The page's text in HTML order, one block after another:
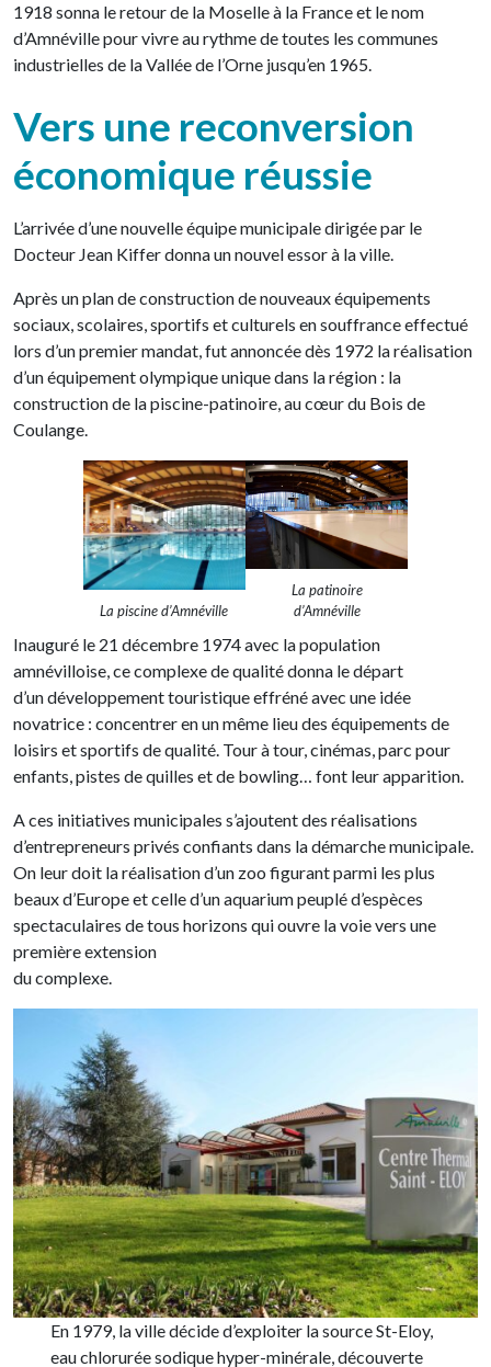
1918 sonna le retour de la Moselle à la France et le nom
d’Amnéville pour vivre au rythme de toutes les communes
industrielles de la Vallée de l’Orne jusqu’en 1965.
Vers une reconversion
économique réussie
L’arrivée d’une nouvelle équipe municipale dirigée par le
Docteur Jean Kiffer donna un nouvel essor à la ville.
Après un plan de construction de nouveaux équipements
sociaux, scolaires, sportifs et culturels en souffrance effectué
lors d’un premier mandat, fut annoncée dès 1972 la réalisation
d’un équipement olympique unique dans la région : la
construction de la piscine-patinoire, au cœur du Bois de
Coulange.
La piscine d’Amnéville
La patinoire
d’Amnéville
Inauguré le 21 décembre 1974 avec la population
amnévilloise, ce complexe de qualité donna le départ
d’un développement touristique effréné avec une idée
novatrice : concentrer en un même lieu des équipements de
loisirs et sportifs de qualité. Tour à tour, cinémas, parc pour
enfants, pistes de quilles et de bowling… font leur apparition.
A ces initiatives municipales s’ajoutent des réalisations
d’entrepreneurs privés confiants dans la démarche municipale.
On leur doit la réalisation d’un zoo figurant parmi les plus
beaux d’Europe et celle d’un aquarium peuplé d’espèces
spectaculaires de tous horizons qui ouvre la voie vers une
première extension
du complexe.
En 1979, la ville décide d’exploiter la source St-Eloy,
eau chlorurée sodique hyper-minérale, découverte